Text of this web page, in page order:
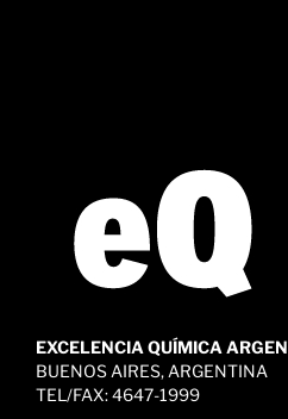
EXCELENCIA QUÍMICA
BUENOS AIRES, ARGENTINA
TEL/FAX: 4647-1999